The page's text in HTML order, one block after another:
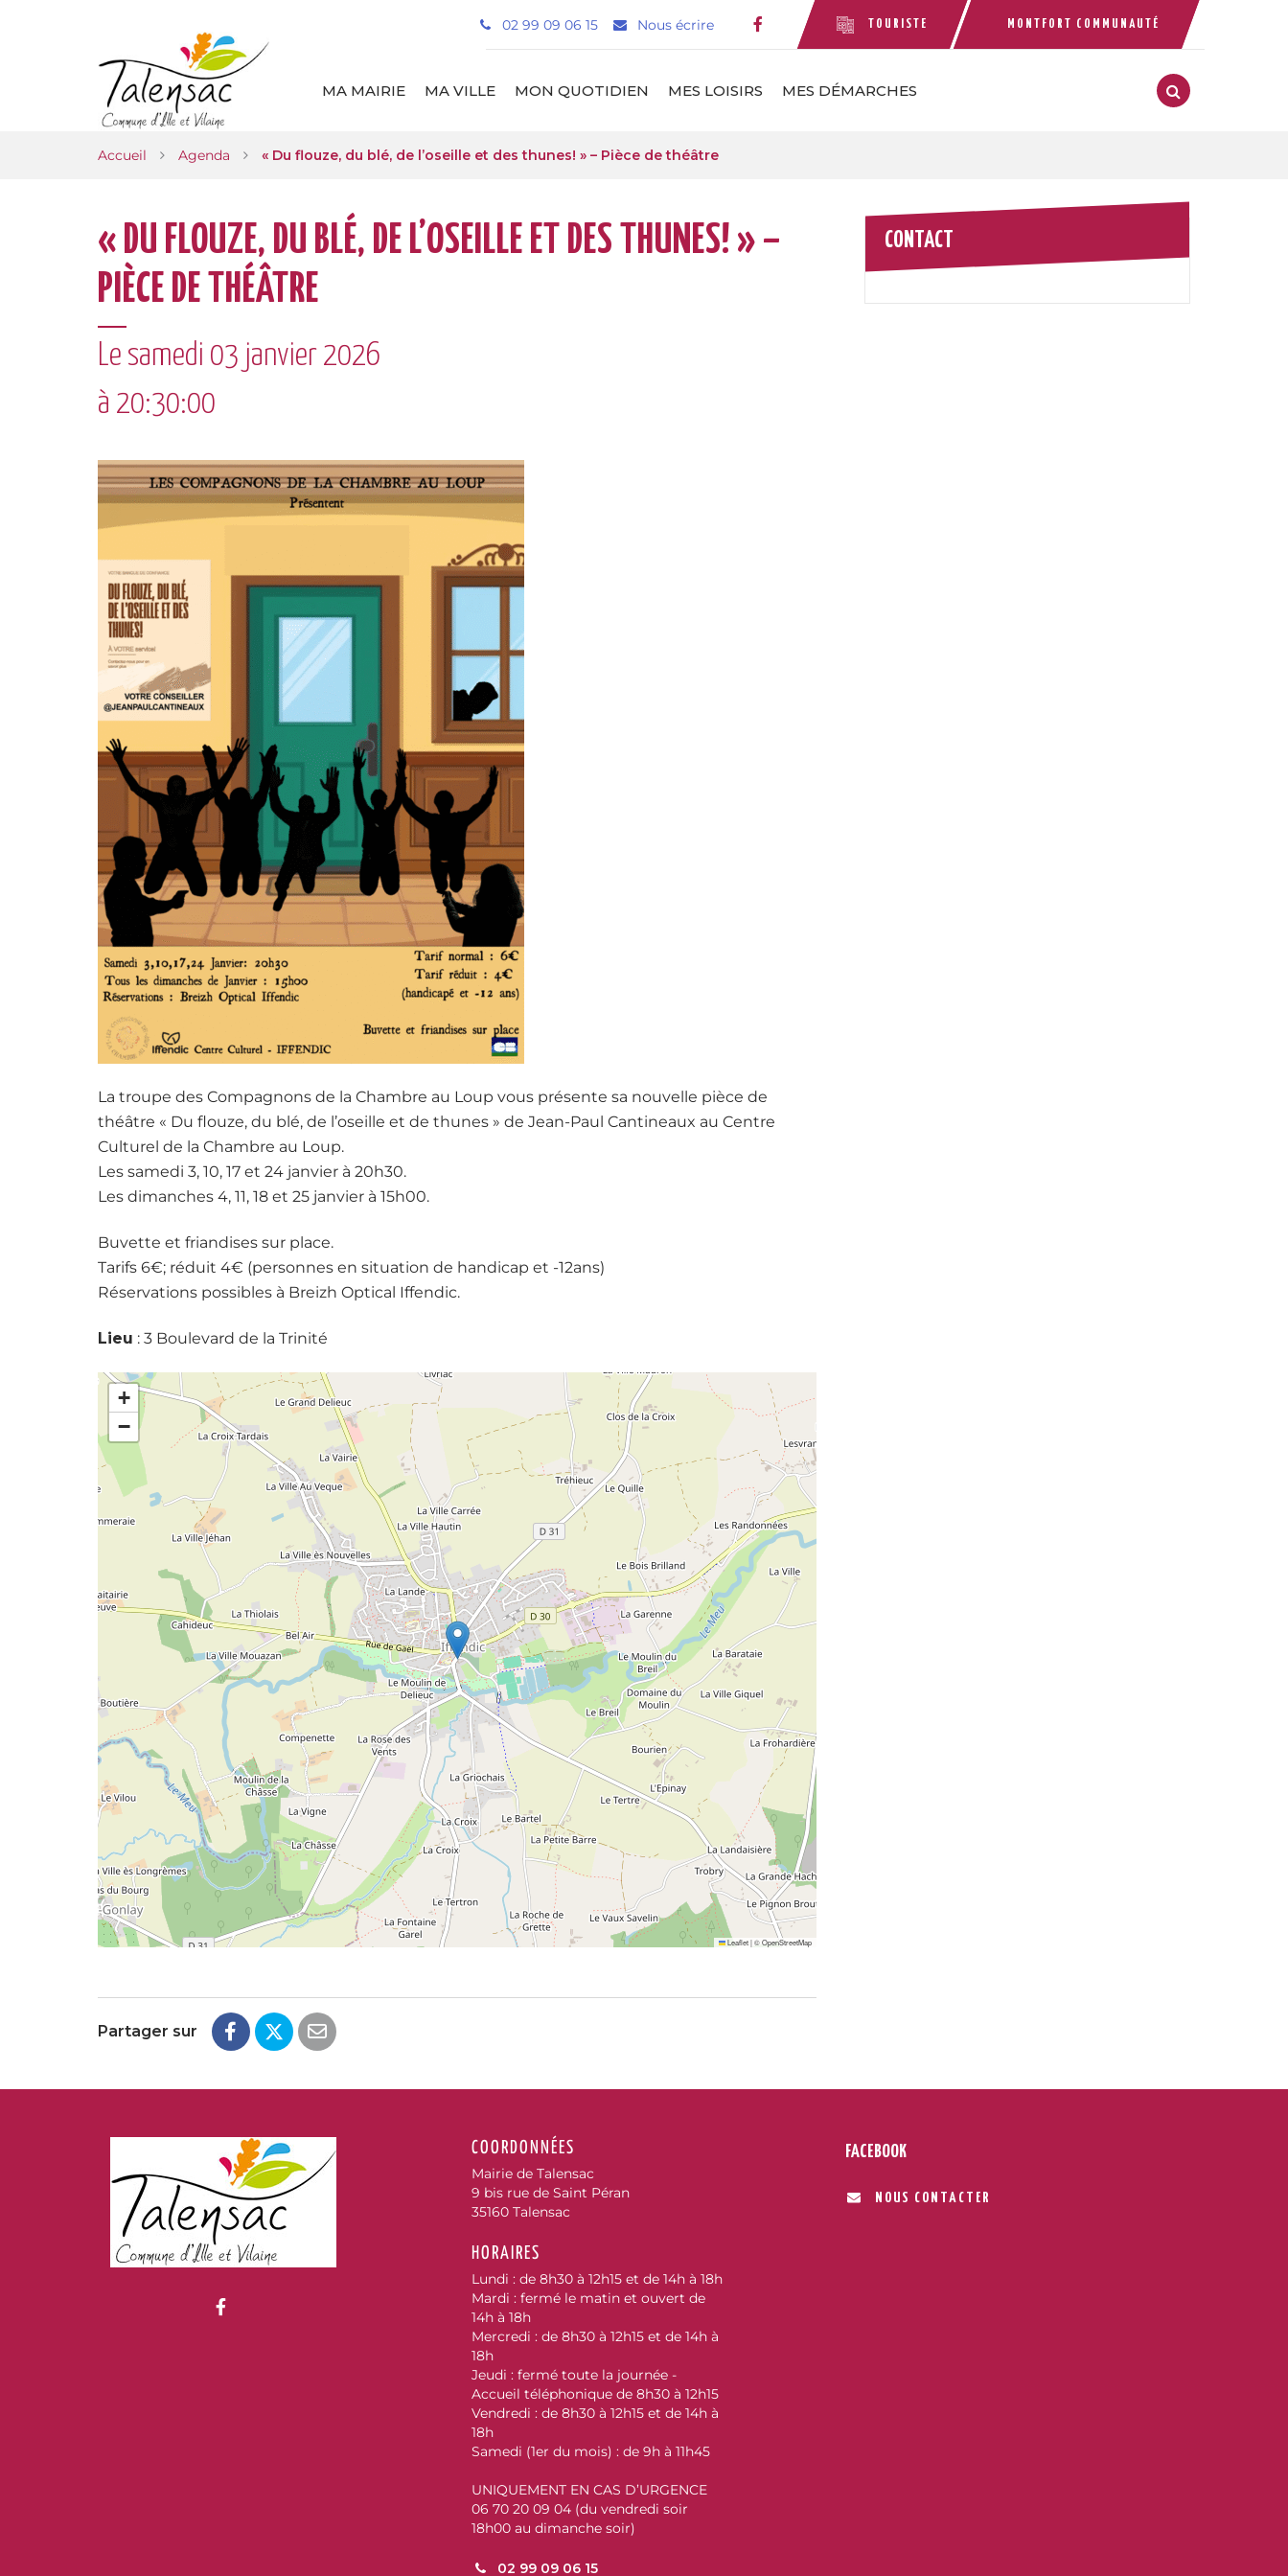
02 99 09 06 15 Nous écrire Lien vers le compte Facebook
TOURISTE MONTFORT COMMUNAUTÉ
MA MAIRIE MA VILLE MON QUOTIDIEN MES LOISIRS MES DÉMARCHES RECHERCHE
Accueil Agenda « Du flouze, du blé, de l’oseille et des thunes! » – Pièce de théâtre
« DU FLOUZE, DU BLÉ, DE L’OSEILLE ET DES THUNES! » –
PIÈCE DE THÉÂTRE
Le samedi 03 janvier 2026
à 20:30:00
La troupe des Compagnons de la Chambre au Loup vous présente sa nouvelle pièce de
théâtre « Du flouze, du blé, de l’oseille et de thunes » de Jean-Paul Cantineaux au Centre
Culturel de la Chambre au Loup.
Les samedi 3, 10, 17 et 24 janvier à 20h30.
Les dimanches 4, 11, 18 et 25 janvier à 15h00.
Buvette et friandises sur place.
Tarifs 6€; réduit 4€ (personnes en situation de handicap et -12ans)
Réservations possibles à Breizh Optical Iffendic.
Lieu : 3 Boulevard de la Trinité
+
−
Leaflet|©OpenStreetMap
CONTACT
Partager sur
Lien vers le compte Facebook
COORDONNÉES
Mairie de Talensac
9 bis rue de Saint Péran
35160 Talensac
HORAIRES
Lundi : de 8h30 à 12h15 et de 14h à 18h
Mardi : fermé le matin et ouvert de
14h à 18h
Mercredi : de 8h30 à 12h15 et de 14h à
18h
Jeudi : fermé toute la journée -
Accueil téléphonique de 8h30 à 12h15
Vendredi : de 8h30 à 12h15 et de 14h à
18h
Samedi (1er du mois) : de 9h à 11h45
UNIQUEMENT EN CAS D’URGENCE
06 70 20 09 04 (du vendredi soir
18h00 au dimanche soir)
02 99 09 06 15
FACEBOOK
NOUS CONTACTER